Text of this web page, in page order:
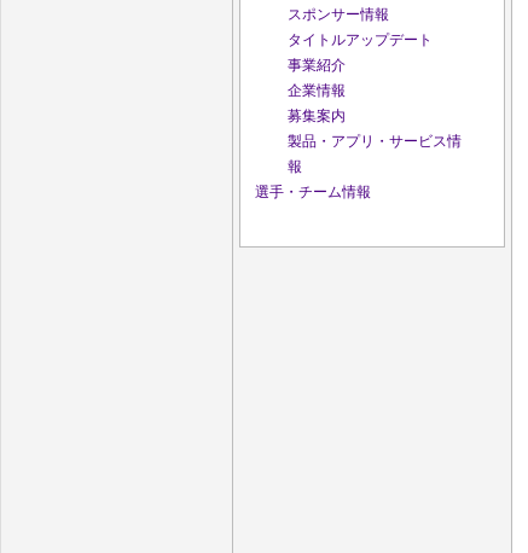
スポンサー情報
タイトルアップデート
事業紹介
企業情報
募集案内
製品・アプリ・サービス情
報
選手・チーム情報